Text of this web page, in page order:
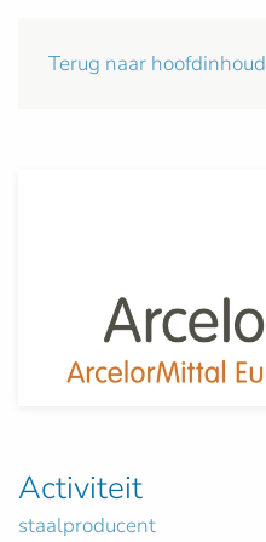
Terug naar hoofdinhoud
Activiteit
staalproducent